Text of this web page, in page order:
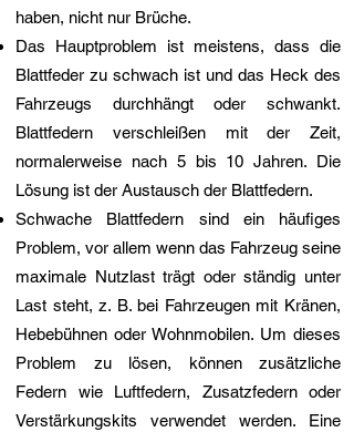
haben, nicht nur Brüche.
Das Hauptproblem ist meistens, dass die
Blattfeder zu schwach ist und das Heck des
Fahrzeugs durchhängt oder schwankt.
Blattfedern verschleißen mit der Zeit,
normalerweise nach 5 bis 10 Jahren. Die
Lösung ist der Austausch der Blattfedern.
Schwache Blattfedern sind ein häufiges
Problem, vor allem wenn das Fahrzeug seine
maximale Nutzlast trägt oder ständig unter
Last steht, z. B. bei Fahrzeugen mit Kränen,
Hebebühnen oder Wohnmobilen. Um dieses
Problem zu lösen, können zusätzliche
Federn wie Luftfedern, Zusatzfedern oder
Verstärkungskits verwendet werden. Eine